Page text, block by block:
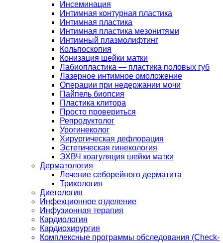
Инсеминация
Интимная контурная пластика
Интимная пластика
Интимная пластика мезонитями
Интимный плазмолифтинг
Кольпоскопия
Конизация шейки матки
Лабиопластика — пластика половых губ
Лазерное интимное омоложение
Операции при недержании мочи
Пайпель биопсия
Пластика клитора
Просто провериться
Репродуктолог
Урогинеколог
Хирургическая дефлорация
Эстетическая гинекология
ЭХВЧ коагуляция шейки матки
Дерматология
Лечение себорейного дерматита
Трихология
Диетология
Инфекционное отделение
Инфузионная терапия
Кардиология
Кардиохирургия
Комплексные программы обследования (Check-